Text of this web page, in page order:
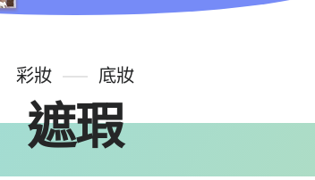
彩妝 底妝
遮瑕